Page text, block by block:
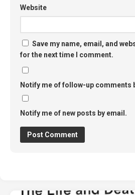
Website
Save my name, email, and
for the next time I comment.
Notify me of follow-up comments
Notify me of new posts by email.